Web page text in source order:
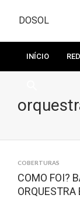
DOSOL
INÍCIO
COBERTURAS
COMO FOI?
ORQUESTRA